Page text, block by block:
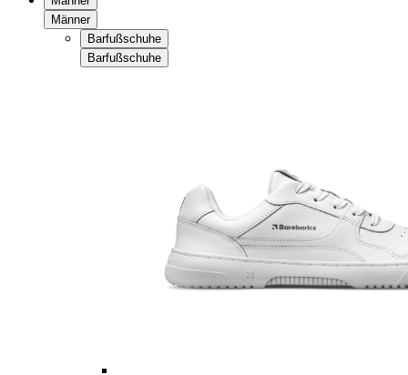
Männer
Barfußschuhe
Barfußschuhe